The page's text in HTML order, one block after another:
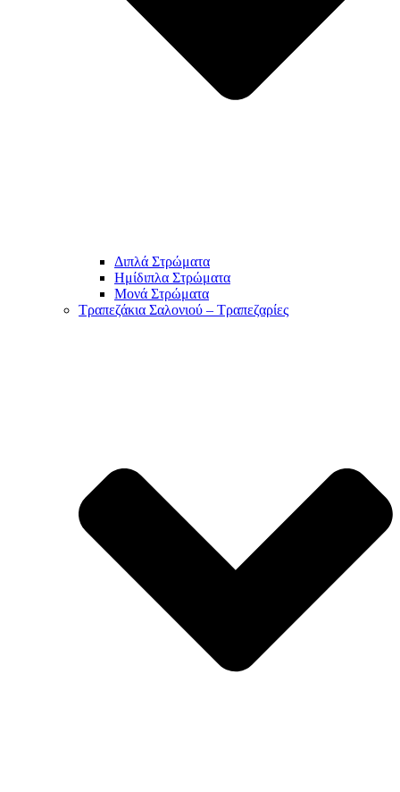
Διπλά Στρώματα
Ημίδιπλα Στρώματα
Μονά Στρώματα
Τραπεζάκια Σαλονιού – Τραπεζαρίες